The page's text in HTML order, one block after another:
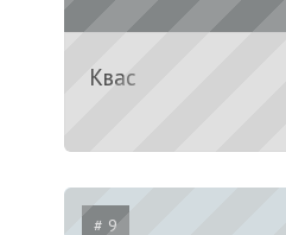
Квас
# 9